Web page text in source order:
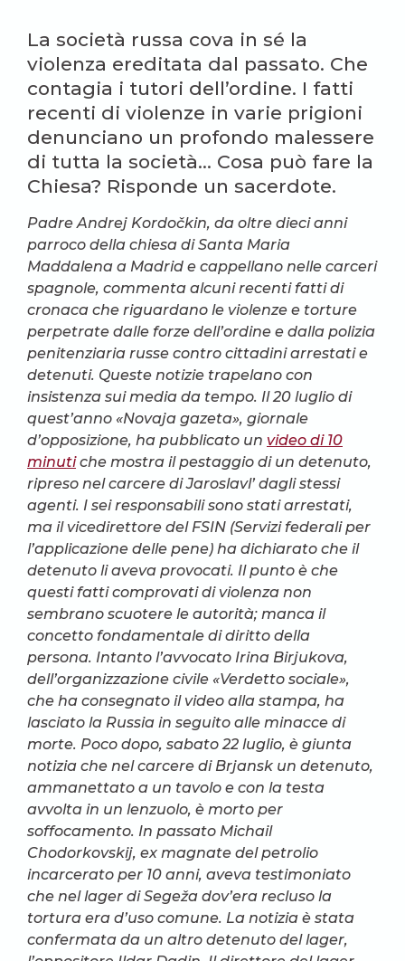
La società russa cova in sé la
violenza ereditata dal passato. Che
contagia i tutori dell’ordine. I fatti
recenti di violenze in varie prigioni
denunciano un profondo malessere
di tutta la società… Cosa può fare la
Chiesa? Risponde un sacerdote.
Padre Andrej Kordočkin, da oltre dieci anni
parroco della chiesa di Santa Maria
Maddalena a Madrid e cappellano nelle carceri
spagnole, commenta alcuni recenti fatti di
cronaca che riguardano le violenze e torture
perpetrate dalle forze dell’ordine e dalla polizia
penitenziaria russe contro cittadini arrestati e
detenuti. Queste notizie trapelano con
insistenza sui media da tempo. Il 20 luglio di
quest’anno «Novaja gazeta», giornale
d’opposizione, ha pubblicato un video di 10
minutiche mostra il pestaggio di un detenuto,
ripreso nel carcere di Jaroslavl’ dagli stessi
agenti. I sei responsabili sono stati arrestati,
ma il vicedirettore del FSIN (Servizi federali per
l’applicazione delle pene) ha dichiarato che il
detenuto li aveva provocati. Il punto è che
questi fatti comprovati di violenza non
sembrano scuotere le autorità; manca il
concetto fondamentale di diritto della
persona. Intanto l’avvocato Irina Birjukova,
dell’organizzazione civile «Verdetto sociale»,
che ha consegnato il video alla stampa, ha
lasciato la Russia in seguito alle minacce di
morte. Poco dopo, sabato 22 luglio, è giunta
notizia che nel carcere di Brjansk un detenuto,
ammanettato a un tavolo e con la testa
avvolta in un lenzuolo, è morto per
soffocamento. In passato Michail
Chodorkovskij, ex magnate del petrolio
incarcerato per 10 anni, aveva testimoniato
che nel lager di Segeža dov’era recluso la
tortura era d’uso comune. La notizia è stata
confermata da un altro detenuto del lager,